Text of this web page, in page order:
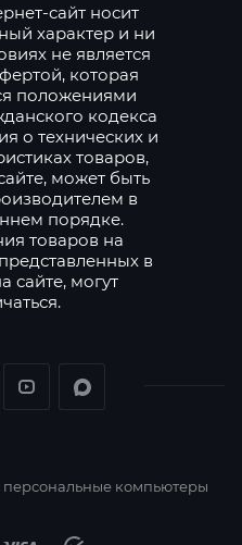
сайт носит
характер и ни
не является
которая
положениями
кодекса
о технических и
товаров,
может быть
в
порядке.
товаров на
в
сайте, могут
персональные компьютеры